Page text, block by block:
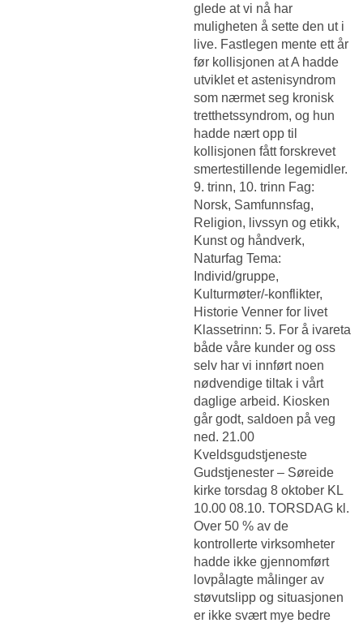
glede at vi nå har
muligheten å sette den ut i
live. Fastlegen mente ett år
før kollisjonen at A hadde
utviklet et astenisyndrom
som nærmet seg kronisk
tretthetssyndrom, og hun
hadde nært opp til
kollisjonen fått forskrevet
smertestillende legemidler.
9. trinn, 10. trinn Fag:
Norsk, Samfunnsfag,
Religion, livssyn og etikk,
Kunst og håndverk,
Naturfag Tema:
Individ/gruppe,
Kulturmøter/-konflikter,
Historie Venner for livet
Klassetrinn: 5. For å ivareta
både våre kunder og oss
selv har vi innført noen
nødvendige tiltak i vårt
daglige arbeid. Kiosken
går godt, saldoen på veg
ned. 21.00
Kveldsgudstjeneste
Gudstjenester – Søreide
kirke torsdag 8 oktober KL
10.00 08.10. TORSDAG kl.
Over 50 % av de
kontrollerte virksomheter
hadde ikke gjennomført
lovpålagte målinger av
støvutslipp og situasjonen
er ikke svært mye bedre